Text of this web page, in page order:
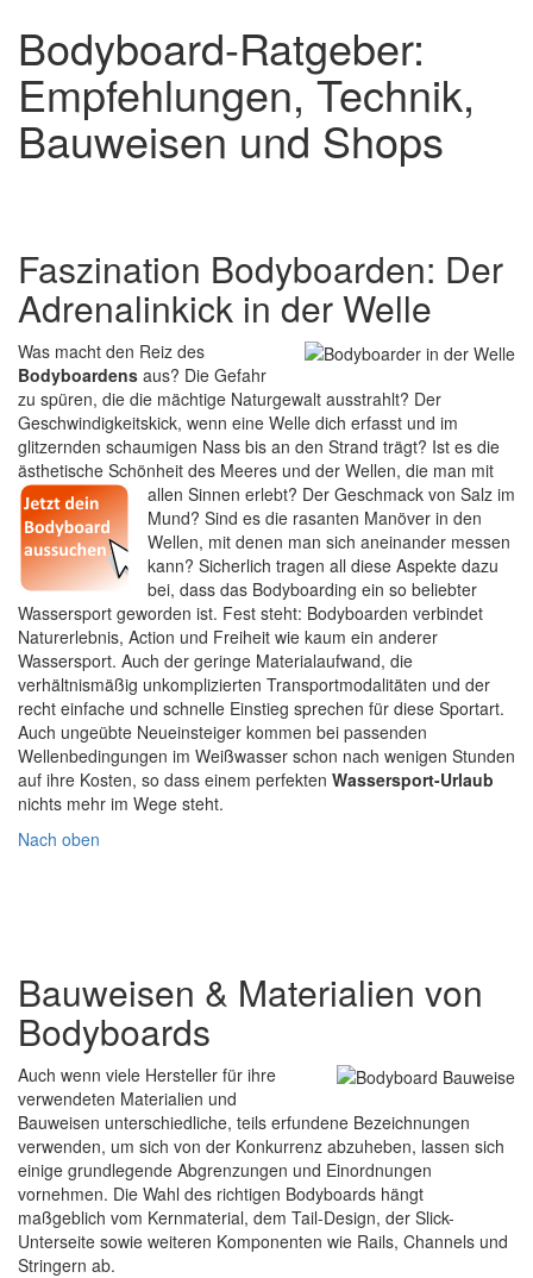
Bodyboard-Ratgeber:
Empfehlungen, Technik,
Bauweisen und Shops
Faszination Bodyboarden: Der
Adrenalinkick in der Welle
Was macht den Reiz des
Bodyboardens aus? Die Gefahr
zu spüren, die die mächtige Naturgewalt ausstrahlt? Der
Geschwindigkeitskick, wenn eine Welle dich erfasst und im
glitzernden schaumigen Nass bis an den Strand trägt? Ist es die
ästhetische Schönheit des Meeres und der Wellen, die man mit
allen Sinnen erlebt? Der Geschmack von Salz im
Mund? Sind es die rasanten Manöver in den
Wellen, mit denen man sich aneinander messen
kann? Sicherlich tragen all diese Aspekte dazu
bei, dass das Bodyboarding ein so beliebter
Wassersport geworden ist. Fest steht: Bodyboarden verbindet
Naturerlebnis, Action und Freiheit wie kaum ein anderer
Wassersport. Auch der geringe Materialaufwand, die
verhältnismäßig unkomplizierten Transportmodalitäten und der
recht einfache und schnelle Einstieg sprechen für diese Sportart.
Auch ungeübte Neueinsteiger kommen bei passenden
Wellenbedingungen im Weißwasser schon nach wenigen Stunden
auf ihre Kosten, so dass einem perfekten Wassersport-Urlaub
nichts mehr im Wege steht.
Nach oben
Bauweisen & Materialien von
Bodyboards
Auch wenn viele Hersteller für ihre
verwendeten Materialien und
Bauweisen unterschiedliche, teils erfundene Bezeichnungen
verwenden, um sich von der Konkurrenz abzuheben, lassen sich
einige grundlegende Abgrenzungen und Einordnungen
vornehmen. Die Wahl des richtigen Bodyboards hängt
maßgeblich vom Kernmaterial, dem Tail-Design, der Slick-
Unterseite sowie weiteren Komponenten wie Rails, Channels und
Stringern ab.